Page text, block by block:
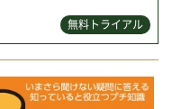
無料トライアル